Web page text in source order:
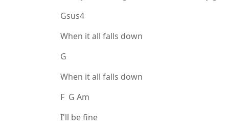
Gsus4
When it all falls down
G
When it all falls down
F G Am
I'll be fine